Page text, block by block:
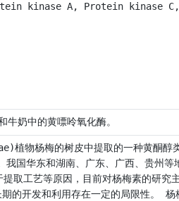
kinase A, Protein kinase
奶中的黄嘌呤氧化酶。
物杨梅的树皮中提取的一种黄酮醇
国华东和湖南、广东、广西、贵州等
取工艺等原因，目前对杨梅素的研究
开发和利用存在一定的局限性。 杨